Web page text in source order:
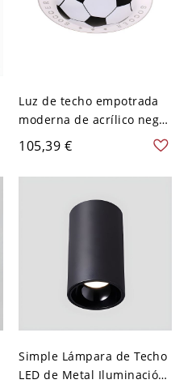
Luz de techo empotrada
moderna de acrílico negro
con LED para habitación
de niño, 16.5" de ancho
105,39 €
Simple Lámpara de Techo
LED de Metal Iluminación